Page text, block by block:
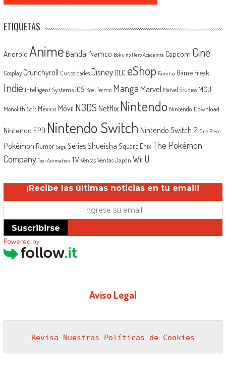
ETIQUETAS
Android Anime Bandai Namco Boku no Hero Academia Capcom Cine
Cosplay Crunchyroll Curiosidades Disney DLC eShop Famitsu Game Freak
Indie Intelligent Systems iOS Koei Tecmo MangaMarvel Marvel Studios MCU
Monolith Soft México Móvil N3DSNetflix Nintendo Nintendo Download
Nintendo EPD Nintendo Switch Nintendo Switch 2 One Piece
Pokémon Rumor Sega SeriesShueisha Square EnixThe Pokémon
Company Toei Animation TV Ventas Ventas Japón Wii U
¡Recibe las últimas noticias en tu email!
Suscribirse
Powered by
Aviso Legal
Revisa Nuestras Políticas de Cookies